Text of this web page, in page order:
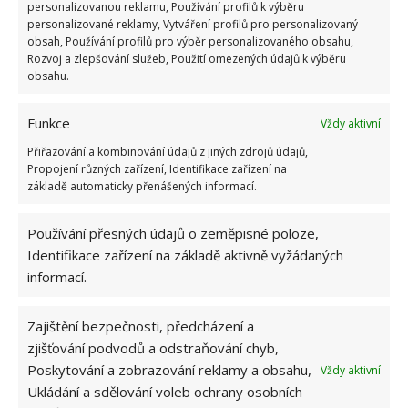
personalizovanou reklamu, Používání profilů k výběru
personalizované reklamy, Vytváření profilů pro personalizovaný
obsah, Používání profilů pro výběr personalizovaného obsahu,
Rozvoj a zlepšování služeb, Použití omezených údajů k výběru
obsahu.
Funkce
Vždy aktivní
Přiřazování a kombinování údajů z jiných zdrojů údajů,
Propojení různých zařízení, Identifikace zařízení na
základě automaticky přenášených informací.
Používání přesných údajů o zeměpisné poloze,
Identifikace zařízení na základě aktivně vyžádaných
informací.
Zajištění bezpečnosti, předcházení a
zjišťování podvodů a odstraňování chyb,
Poskytování a zobrazování reklamy a obsahu,
Ukládání a sdělování voleb ochrany osobních
Vždy aktivní
Fotografie: Pixabay